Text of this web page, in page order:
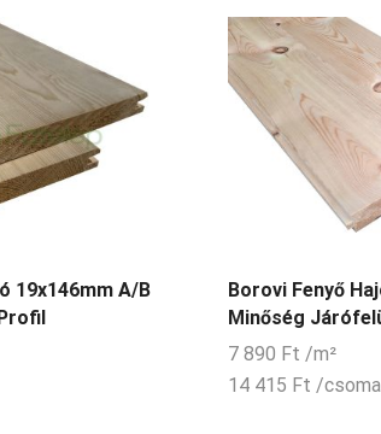
19x146mm A/B
Borovi Fenyő
Minőség
7 890 Ft /m²
14 415 Ft /